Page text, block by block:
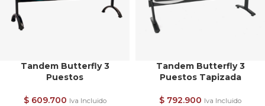
Tandem Butterfly 3
Puestos
$609.700 Iva Incluido
Tandem Butterfly 3
Puestos Tapizada
$ 792.900 Iva Incluido